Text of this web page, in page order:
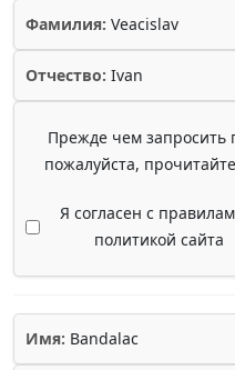
Фамилия: Veacislav
Отчество: Ivan
Прежде чем запросить
пожалуйста, прочитайте
Я согласен с
политикой сайта
Имя: Bandalac